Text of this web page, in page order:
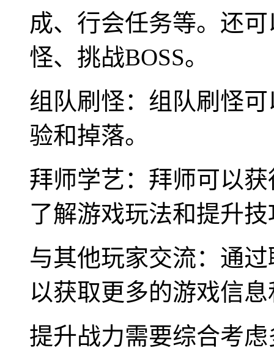
成、行会任务等。还
怪、挑战BOSS。
组队刷怪：组队刷怪
验和掉落。
拜师学艺：拜师可以
了解游戏玩法和提升
与其他玩家交流：通
以获取更多的游戏信
提升战力需要综合考